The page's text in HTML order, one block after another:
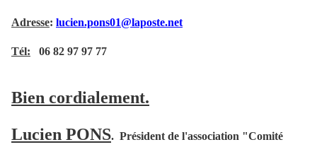
Adresse: lucien.pons01@laposte.net
Tél: 06 82 97 97 77
Bien cordialement.
Lucien PONS. Président de l'association "Comité